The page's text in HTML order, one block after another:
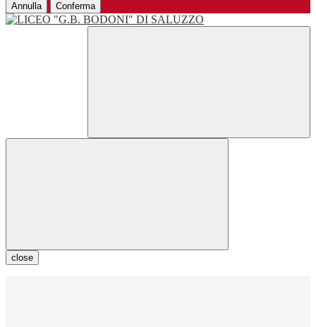
Annulla Conferma
close